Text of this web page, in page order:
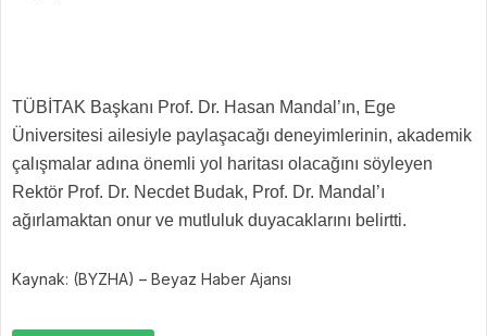
TÜBİTAK Başkanı Prof. Dr. Hasan Mandal’ın, Ege
Üniversitesi ailesiyle paylaşacağı deneyimlerinin, akademik
çalışmalar adına önemli yol haritası olacağını söyleyen
Rektör Prof. Dr. Necdet Budak, Prof. Dr. Mandal’ı
ağırlamaktan onur ve mutluluk duyacaklarını belirtti.
Kaynak: (BYZHA) – Beyaz Haber Ajansı